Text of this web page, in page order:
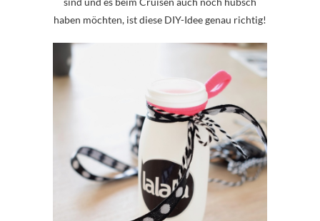
haben möchten, ist diese DIY-Idee genau richtig!